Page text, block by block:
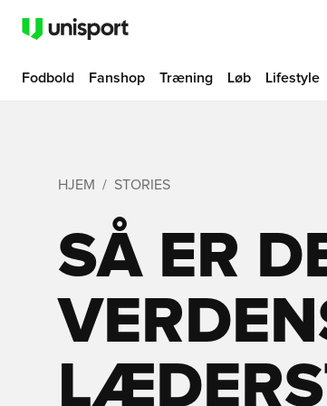
Fodbold Fanshop Træning Løb Lifestyle
HJEM STORIES
SÅ ER